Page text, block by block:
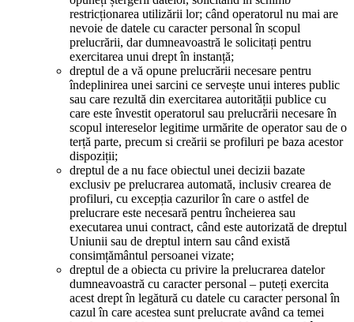
restricționarea utilizării lor; când operatorul nu mai are
nevoie de datele cu caracter personal în scopul
prelucrării, dar dumneavoastră le solicitați pentru
exercitarea unui drept în instanță;
dreptul de a vă opune prelucrării necesare pentru
îndeplinirea unei sarcini ce servește unui interes public
sau care rezultă din exercitarea autorității publice cu
care este învestit operatorul sau prelucrării necesare în
scopul intereselor legitime urmărite de operator sau de o
terță parte, precum si creării se profiluri pe baza acestor
dispoziții;
dreptul de a nu face obiectul unei decizii bazate
exclusiv pe prelucrarea automată, inclusiv crearea de
profiluri, cu excepția cazurilor în care o astfel de
prelucrare este necesară pentru încheierea sau
executarea unui contract, când este autorizată de dreptul
Uniunii sau de dreptul intern sau când există
consimțământul persoanei vizate;
dreptul de a obiecta cu privire la prelucrarea datelor
dumneavoastră cu caracter personal – puteți exercita
acest drept în legătură cu datele cu caracter personal în
cazul în care acestea sunt prelucrate având ca temei